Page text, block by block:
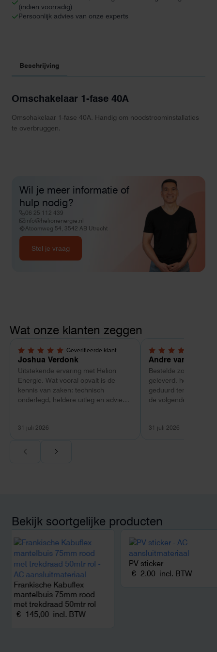
(indien voorradig)
Persoonlijk advies van onze experts
Beschrijving
Omschakelaar 1-fase 40A
Omschakelaar 1-fase 40A. Handig om noodstroominstallaties
te overbruggen.
Wil je meer informatie of
hulp nodig?
06 25 112 439
info@helionenergie.nl
Atoomweg 54, 3542 AB Utrecht
Stel je vraag
Wat onze klanten zeggen
Geverifieerde klant
5,0 van 5 sterren
Joshua Verdonk
Uitstekende ervaring met Helion
Energie. Wat vooral opvalt is de
kennis van zaken: technisch
onderlegd, heldere uitleg en advies
Ook de nazorg is uitgebreid.
Voor ondernemers extra interessant:
kwart van die kosten, plus
noodstroom voor de hele camping
zonnepanelen. Een aanrader bij
netcongestie.
31 juli 2026
4 van 5 sterren
Andre van
Bestelde
geleverd, heeft wel
geduurd terwijl bij
de volgende dag al
31 juli 2026
Bekijk soortgelijke producten
Frankische Kabuflex
mantelbuis 75mm rood
met trekdraad 50mtr rol
€ 145,00 incl. BTW
PV sticker
€ 2,00 incl. BTW